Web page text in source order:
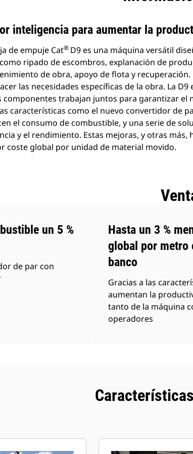
inteligencia para aumentar la
de empuje Cat® D9 es una máquina versátil
ripado de escombros, explanación de
de obra, apoyo de flota y
las necesidades específicas de la obra. La
componentes trabajan juntos para garantizar
características como el nuevo convertidor de
el consumo de combustible, y una serie de
y el rendimiento. Estas mejoras, y otras
coste global por unidad de material movido.
un 5 %
de par con
Hasta un 3 %
global por metro
banco
Gracias a las
aumentan la
tanto de la máquina
operadores